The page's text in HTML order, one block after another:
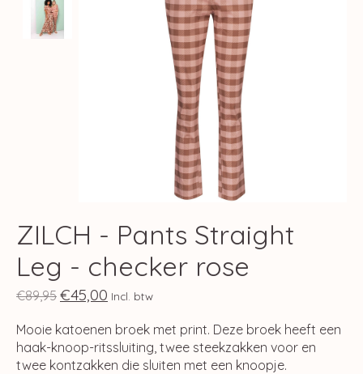
ZILCH - Pants Straight
Leg - checker rose
€89,95 €45,00 Incl. btw
Mooie katoenen broek met print. Deze broek heeft een
haak-knoop-ritssluiting, twee steekzakken voor en
twee kontzakken die sluiten met een knoopje.